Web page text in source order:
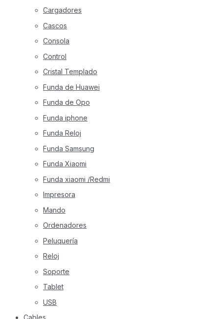
Cargadores
Cascos
Consola
Control
Cristal Templado
Funda de Huawei
Funda de Opo
Funda iphone
Funda Reloj
Funda Samsung
Funda Xiaomi
Funda xiaomi /Redmi
Impresora
Mando
Ordenadores
Peluquería
Reloj
Soporte
Tablet
USB
Cables